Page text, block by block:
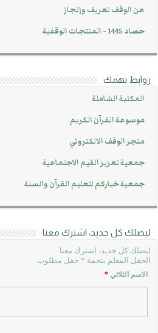
عن الوقف تعريف وإنجاز
حصاد 1445 - المنتجات الوقفية
روابط تهمك
المكتبة الشاملة
موسوعة القرآن الكريم
متجر الوقف الالكتروني
جمعية تعزيز القيم الاجتماعية
جمعية خياركم لتعليم القرآن والسنة
ليصلك كل جديد، اشترك معنا
ليصلك كل جديد، اشترك معنا
الحقل المعلم بنجمة * حقل مطلوب
الاسم الثلاثي*